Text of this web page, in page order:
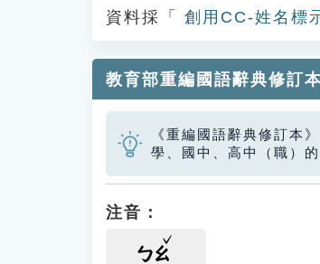
資料採「
創用CC-姓名標
教育部重編國語辭典修訂
《重編國語辭典修訂本
學、國中、高中（職）
注音：
ㄅㄠ